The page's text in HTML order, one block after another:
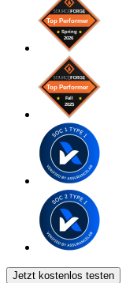
Jetzt kostenlos testen